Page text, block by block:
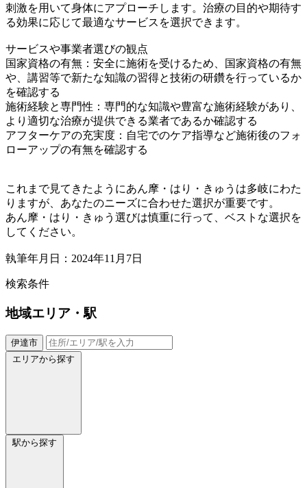
刺激を用いて身体にアプローチします。治療の目的や期待す
る効果に応じて最適なサービスを選択できます。
サービスや事業者選びの観点
国家資格の有無：安全に施術を受けるため、国家資格の有無
や、講習等で新たな知識の習得と技術の研鑽を行っているか
を確認する
施術経験と専門性：専門的な知識や豊富な施術経験があり、
より適切な治療が提供できる業者であるか確認する
アフターケアの充実度：自宅でのケア指導など施術後のフォ
ローアップの有無を確認する
これまで見てきたようにあん摩・はり・きゅうは多岐にわた
りますが、あなたのニーズに合わせた選択が重要です。
あん摩・はり・きゅう選びは慎重に行って、ベストな選択を
してください。
執筆年月日：2024年11月7日
検索条件
地域エリア・駅
伊達市
エリアから探す
駅から探す